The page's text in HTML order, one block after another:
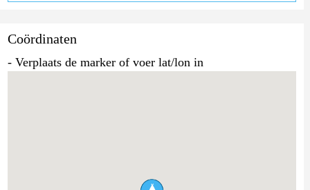
Coördinaten
- Verplaats de marker of voer lat/lon in